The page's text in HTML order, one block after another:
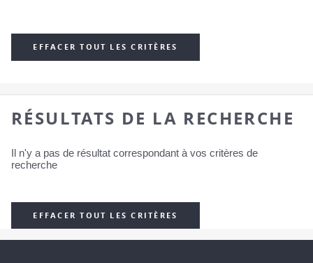
EFFACER TOUT LES CRITÈRES
RÉSULTATS DE LA RECHERCHE
Il n'y a pas de résultat correspondant à vos critères de
recherche
EFFACER TOUT LES CRITÈRES